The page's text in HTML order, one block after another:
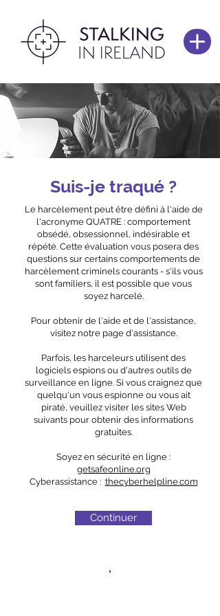
Suis-je traqué ?
Le harcèlement peut être défini à l'aide de
l'acronyme QUATRE : comportement
obsédé, obsessionnel, indésirable et
répété. Cette évaluation vous posera des
questions sur certains comportements de
harcèlement criminels courants - s'ils vous
sont familiers, il est possible que vous
soyez harcelé.
Pour obtenir de l'aide et de l'assistance,
visitez notre page d'assistance.
Parfois, les harceleurs utilisent des
logiciels espions ou d'autres outils de
surveillance en ligne. Si vous craignez que
quelqu'un vous espionne ou vous ait
piraté, veuillez visiter les sites Web
suivants pour obtenir des informations
gratuites.
Soyez en sécurité en ligne :
getsafeonline.org
Cyberassistance : thecyberhelpline.com
Continuer